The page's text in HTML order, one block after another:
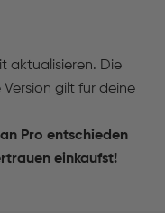
aktualisieren. Die
gilt für deine
Pro entschieden
einkaufst!